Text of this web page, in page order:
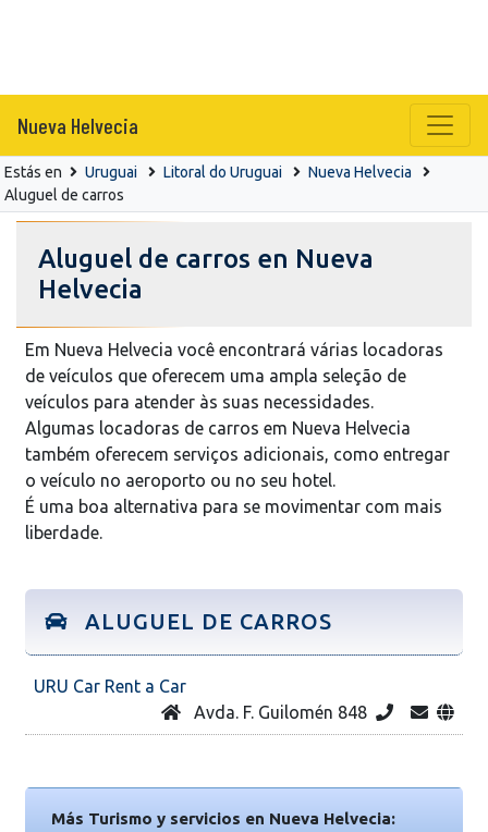
Nueva Helvecia
Estás en Uruguai Litoral do Uruguai
Nueva Helvecia
Aluguel de carros
Aluguel de carros en Nueva
Helvecia
Em Nueva Helvecia você encontrará várias locadoras
de veículos que oferecem uma ampla seleção de
veículos para atender às suas necessidades.
Algumas locadoras de carros em Nueva Helvecia
também oferecem serviços adicionais, como entregar
o veículo no aeroporto ou no seu hotel.
É uma boa alternativa para se movimentar com mais
liberdade.
ALUGUEL DE CARROS
URU Car Rent a Car
Avda. F. Guilomén 848
Más Turismo y servicios en Nueva Helvecia: